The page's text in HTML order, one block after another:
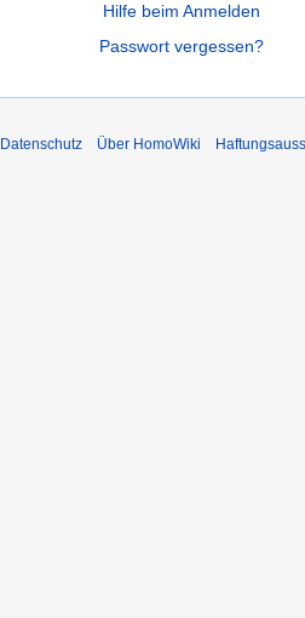
Hilfe beim Anmelden
Passwort vergessen?
Datenschutz Über HomoWiki